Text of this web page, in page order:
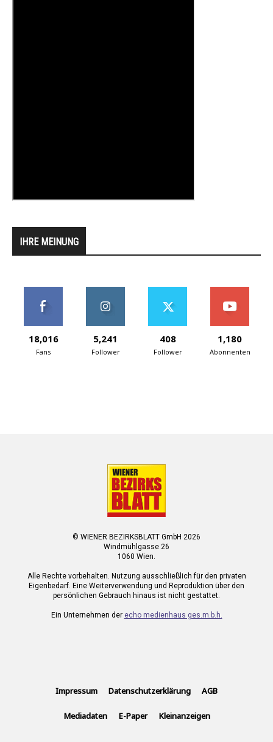
IHRE MEINUNG
18,016
Fans
5,241
Follower
408
Follower
1,180
Abonnenten
© WIENER BEZIRKSBLATT GmbH 2026
Windmühlgasse 26
1060 Wien.
Alle Rechte vorbehalten. Nutzung ausschließlich für den privaten
Eigenbedarf. Eine Weiterverwendung und Reproduktion über den
persönlichen Gebrauch hinaus ist nicht gestattet.
Ein Unternehmen der echo medienhaus ges.m.b.h.
Impressum Datenschutzerklärung AGB
Mediadaten E-Paper Kleinanzeigen